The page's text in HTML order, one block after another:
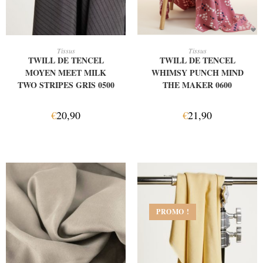
AJOUTER AU PANIER
Tissus
TWILL DE TENCEL
MOYEN MEET MILK
TWO STRIPES GRIS 0500
€20,90
AJOUTER AU PANIER
Tissus
TWILL DE TENCEL
WHIMSY PUNCH MIND
THE MAKER 0600
€21,90
PROMO !